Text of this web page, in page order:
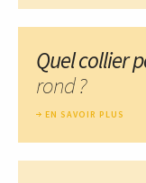
Quel collier
rond ?
EN SAVOIR PLUS